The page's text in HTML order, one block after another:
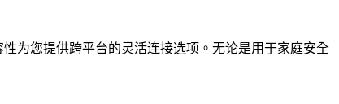
性为您提供跨平台的灵活连接选项。无论是用于家庭安全